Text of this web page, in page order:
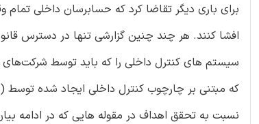
برای باری دیگر تقاضا کرد که حسابرسان‌ داخلی
نسبت به تحقق اهداف در مقوله هایی که در ادامه